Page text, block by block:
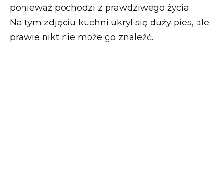
ponieważ pochodzi z prawdziwego życia.
Na tym zdjęciu kuchni ukrył się duży pies, ale
prawie nikt nie może go znaleźć.